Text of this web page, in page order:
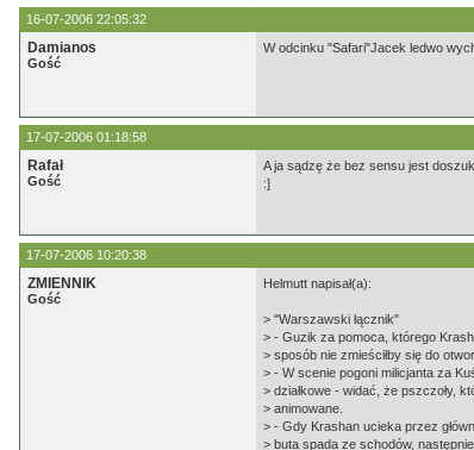
16-07-2006 22:05:32
Damianos
Gość
W odcinku "Safari"Jacek ledwo
17-07-2006 01:18:58
Rafał
Gość
A ja sądzę że bez sensu jest
:]
17-07-2006 10:20:38
ZMIENNIK
Gość
Helmutt napisał(a):
> "Warszawski łącznik"
> - Guzik za pomoca, którego
> sposób nie zmieściłby się do
> - W scenie pogoni milicjanta za
> działkowe - widać, że pszczoły,
> animowane.
> - Gdy Krashan ucieka przez
> buta spada ze schodów,